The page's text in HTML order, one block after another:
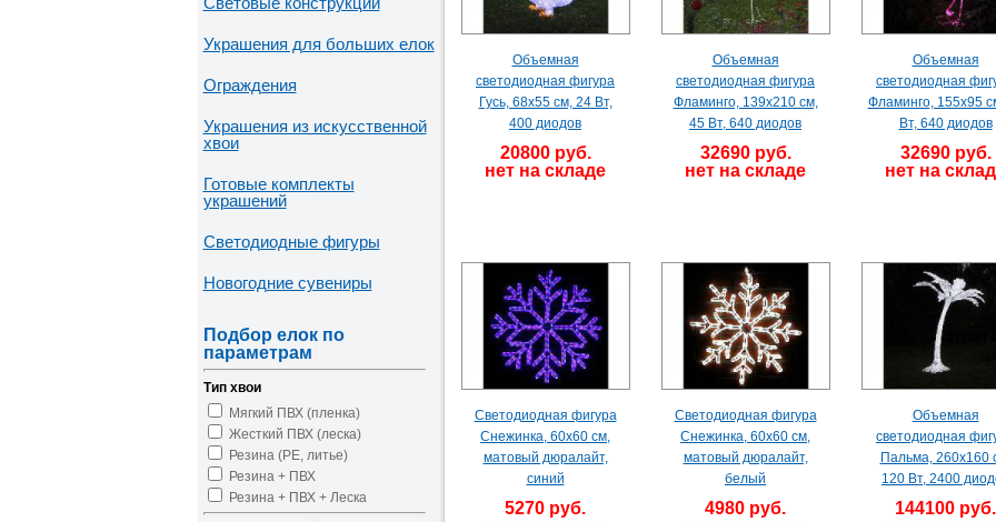
Украшения для больших елок
Ограждения
Украшения из искусственной
хвои
Готовые комплекты
украшений
Светодиодные фигуры
Новогодние сувениры
Подбор елок по
параметрам
Тип хвои
Мягкий ПВХ (пленка)
Жесткий ПВХ (леска)
Резина (PE, литье)
Резина + ПВХ
Резина + ПВХ + Леска
Объемная
светодиодная фигура
Гусь, 68х55 см, 24 Вт,
400 диодов
20800 руб.
нет на складе
Объемная
светодиодная фигура
Фламинго, 139х210 см,
45 Вт, 640 диодов
32690 руб.
нет на складе
Объемная
светодиодная
Фламинго, 155х95
Вт, 640 диодов
32690 руб.
нет на
Светодиодная фигура
Снежинка, 60х60 см,
матовый дюралайт,
синий
5270 руб.
Светодиодная фигура
Снежинка, 60х60 см,
матовый дюралайт,
белый
4980 руб.
Объемная
светодиодная
Пальма, 260х160
120 Вт, 2400
144100 руб.